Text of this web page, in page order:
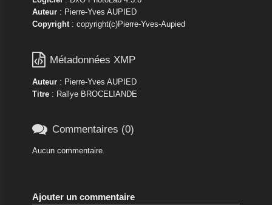
Auteur: Pierre-Yves AUPIED
Copyright: copyright(c)Pierre-Yves-Aupied
 Métadonnées XMP
Auteur: Pierre-Yves AUPIED
Titre: Rallye BROCELIANDE
 Commentaires (0)
Aucun commentaire.
Ajouter un commentaire